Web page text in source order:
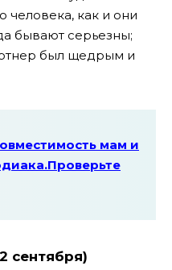
человека, как и они
бывают серьезны;
был щедрым и
мам и
сентября)